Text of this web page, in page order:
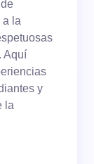
a la
Aquí
y
la